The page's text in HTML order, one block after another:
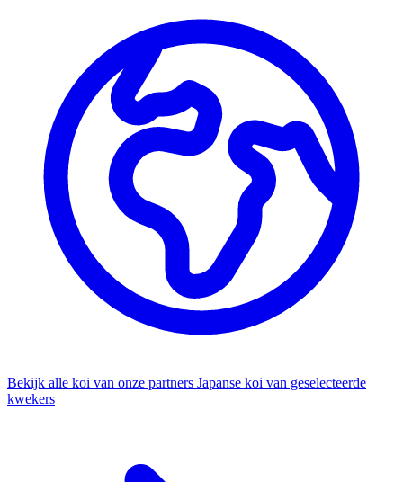
Bekijk alle koi van onze partners Japanse koi van geselecteerde
kwekers